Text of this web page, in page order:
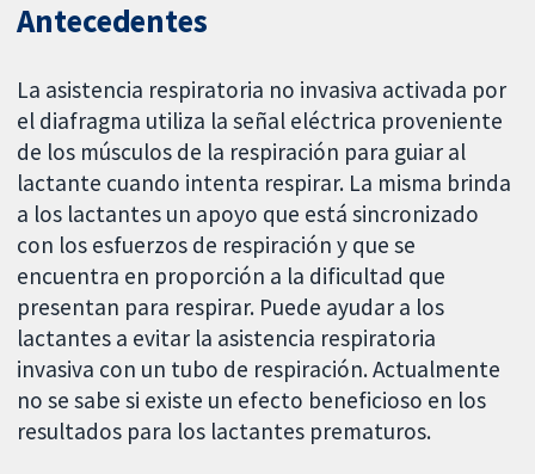
Antecedentes
La asistencia respiratoria no invasiva activada por
el diafragma utiliza la señal eléctrica proveniente
de los músculos de la respiración para guiar al
lactante cuando intenta respirar. La misma brinda
a los lactantes un apoyo que está sincronizado
con los esfuerzos de respiración y que se
encuentra en proporción a la dificultad que
presentan para respirar. Puede ayudar a los
lactantes a evitar la asistencia respiratoria
invasiva con un tubo de respiración. Actualmente
no se sabe si existe un efecto beneficioso en los
resultados para los lactantes prematuros.